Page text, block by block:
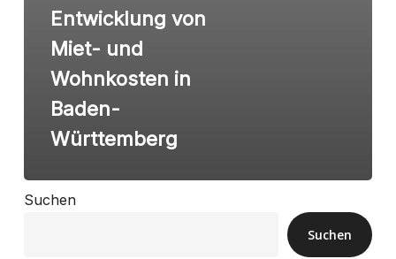
Entwicklung von
Miet- und
Wohnkosten in
Baden-
Württemberg
Suchen
Suchen